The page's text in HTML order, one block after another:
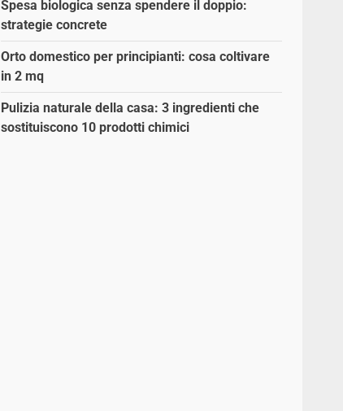
Spesa biologica senza spendere il doppio:
strategie concrete
Orto domestico per principianti: cosa coltivare
in 2 mq
Pulizia naturale della casa: 3 ingredienti che
sostituiscono 10 prodotti chimici